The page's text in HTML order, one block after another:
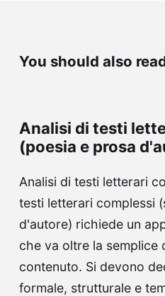
You should also
Analisi di testi
(poesia e prosa
Analisi di testi letterari
testi letterari complessi
d'autore) richiede un
che va oltre la semplice
contenuto. Si devono
formale, strutturale e